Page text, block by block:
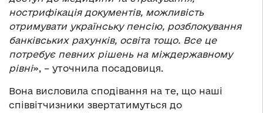
нострифікація документів, можливість
отримувати українську пенсію, розблокування
банківських рахунків, освіта тощо. Все це
потребує певних рішень на міждержавному
рівні», – уточнила посадовиця.
Вона висловила сподівання на те, що наші
співвітчизники звертатимуться до